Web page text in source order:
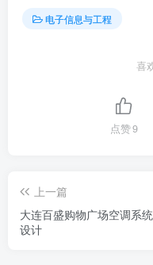
电子信息与工程
喜
点赞9
上一篇
大连百盛购物广场空调系统
设计